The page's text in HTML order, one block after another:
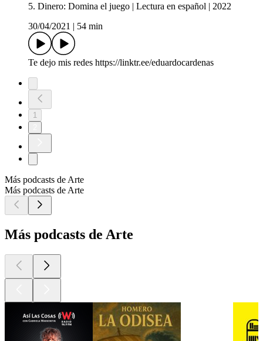
5. Dinero: Domina el juego | Lectura en español | 2022
30/04/2021
54 min
Te dejo mis redes https://linktr.ee/eduardocardenas
1
Más podcasts de Arte
Más podcasts de Arte
Más podcasts de Arte